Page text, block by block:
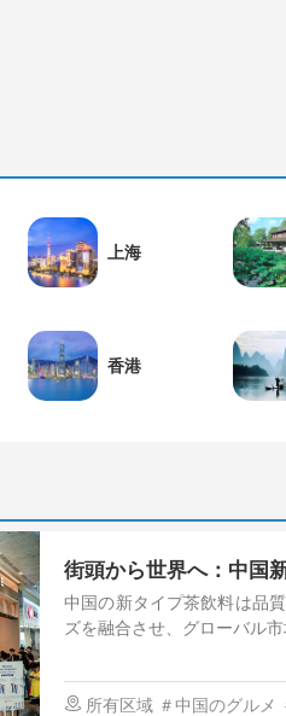
上海
香港
街頭から世界へ：中国
中国の新タイプ茶飲料は品
ズを融合させ、グローバル
所有区域 ＃中国のグルメ